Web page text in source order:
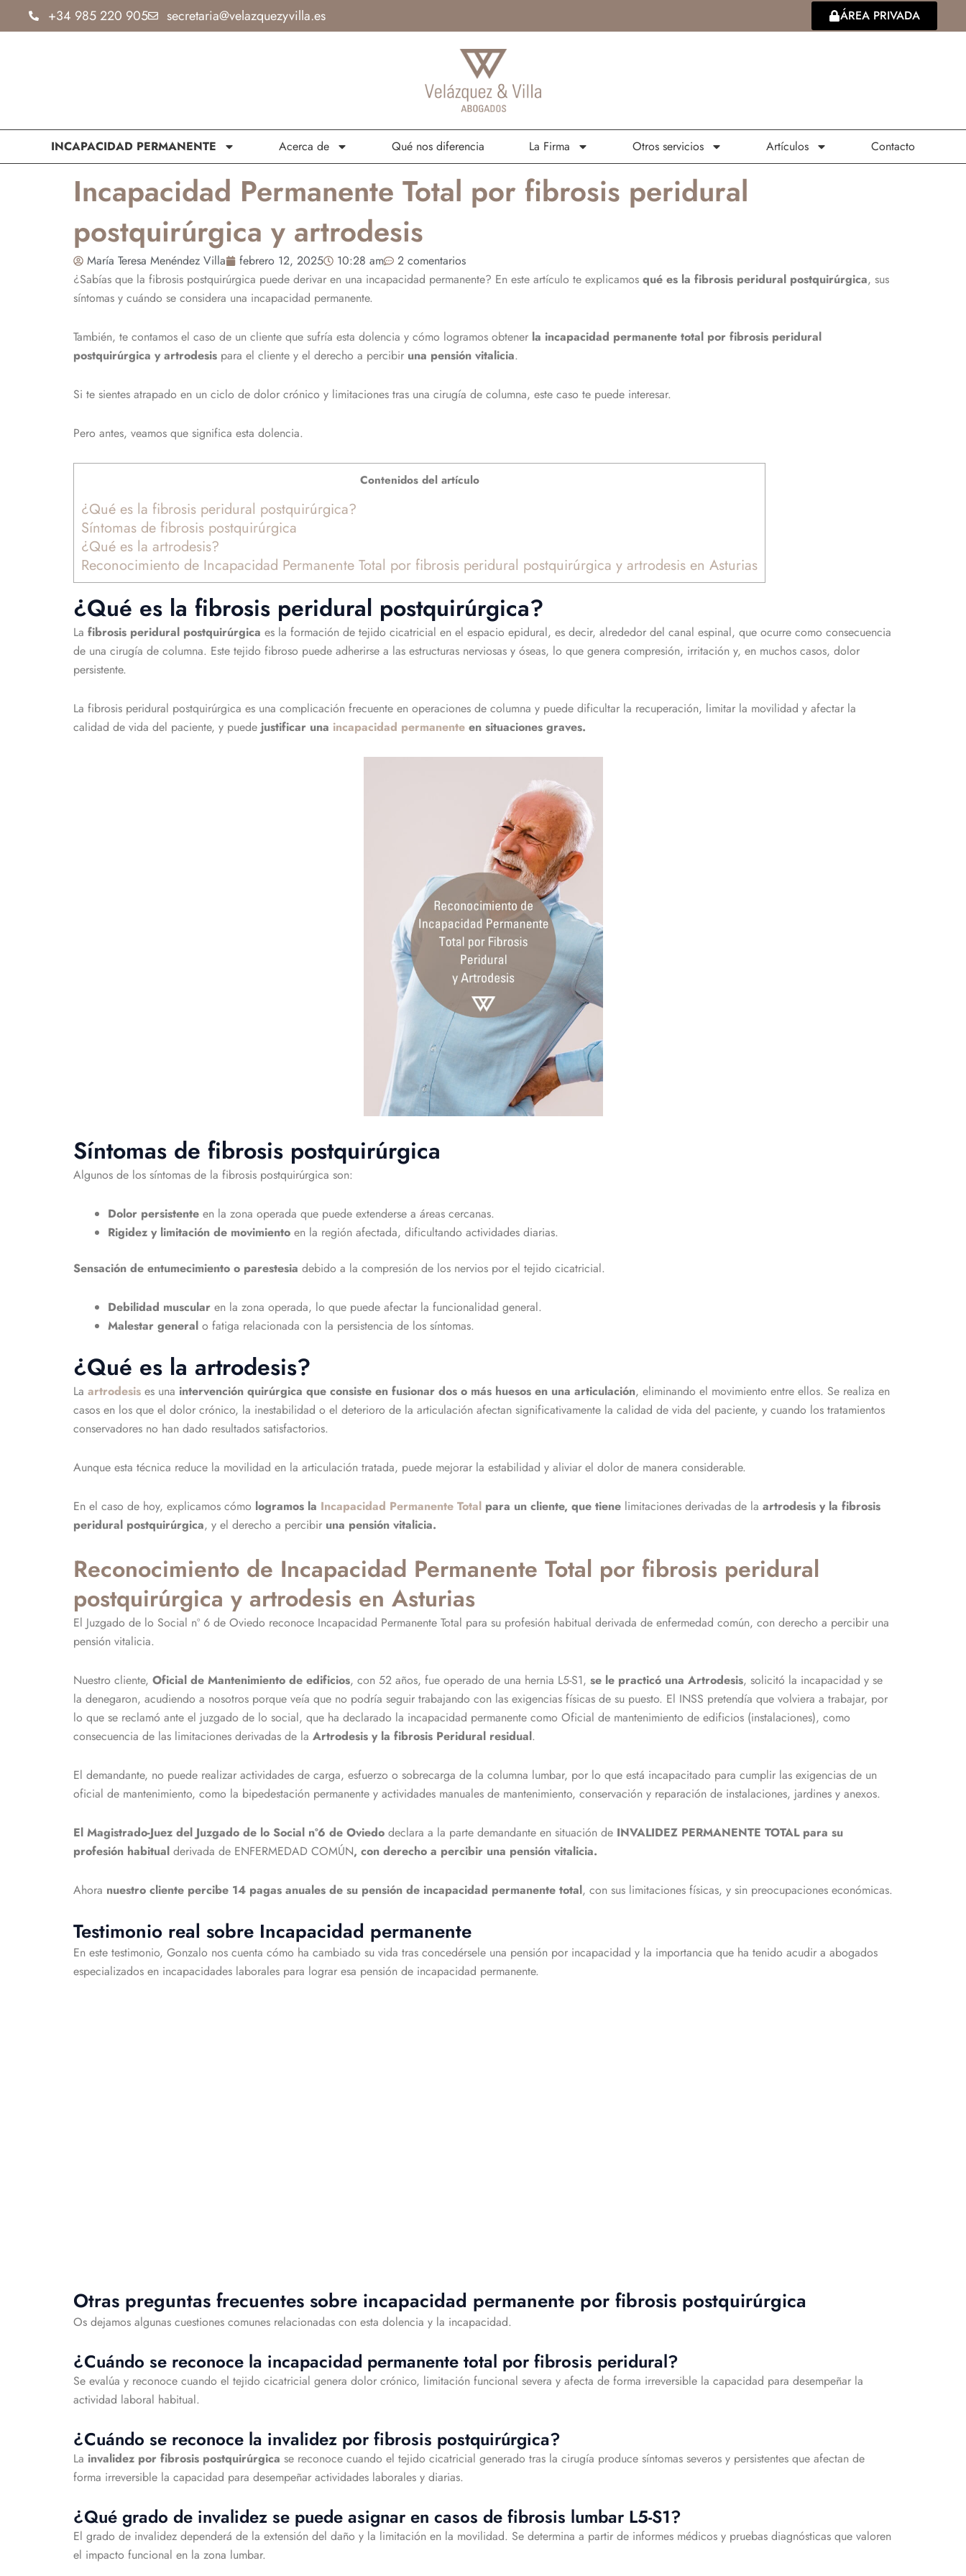
+34 985 220 905 secretaria@velazquezyvilla.es ÁREA PRIVADA
INCAPACIDAD PERMANENTE Acerca de Qué nos diferencia La Firma Otros servicios Artículos Contacto
Incapacidad Permanente Total por fibrosis peridural
postquirúrgica y artrodesis
María Teresa Menéndez Villa febrero 12, 2025 10:28 am
2 comentarios
¿Sabías que la fibrosis postquirúrgica puede derivar en una incapacidad permanente? En este artículo te explicamos qué es la fibrosis peridural postquirúrgica, sus
síntomas y cuándo se considera una incapacidad permanente.
También, te contamos el caso de un cliente que sufría esta dolencia y cómo logramos obtener la incapacidad permanente total por fibrosis peridural
postquirúrgica y artrodesis para el cliente y el derecho a percibir una pensión vitalicia.
Si te sientes atrapado en un ciclo de dolor crónico y limitaciones tras una cirugía de columna, este caso te puede interesar.
Pero antes, veamos que significa esta dolencia.
Contenidos del artículo
¿Qué es la fibrosis peridural postquirúrgica?
Síntomas de fibrosis postquirúrgica
¿Qué es la artrodesis?
Reconocimiento de Incapacidad Permanente Total por fibrosis peridural postquirúrgica y artrodesis en Asturias
¿Qué es la fibrosis peridural postquirúrgica?
La fibrosis peridural postquirúrgica es la formación de tejido cicatricial en el espacio epidural, es decir, alrededor del canal espinal, que ocurre como consecuencia
de una cirugía de columna. Este tejido fibroso puede adherirse a las estructuras nerviosas y óseas, lo que genera compresión, irritación y, en muchos casos, dolor
persistente.
La fibrosis peridural postquirúrgica es una complicación frecuente en operaciones de columna y puede dificultar la recuperación, limitar la movilidad y afectar la
calidad de vida del paciente, y puede justificar una incapacidad permanente en situaciones graves.
Síntomas de fibrosis postquirúrgica
Algunos de los síntomas de la fibrosis postquirúrgica son:
Dolor persistente en la zona operada que puede extenderse a áreas cercanas.
Rigidez y limitación de movimiento en la región afectada, dificultando actividades diarias.
Sensación de entumecimiento o parestesia debido a la compresión de los nervios por el tejido cicatricial.
Debilidad muscular en la zona operada, lo que puede afectar la funcionalidad general.
Malestar general o fatiga relacionada con la persistencia de los síntomas.
¿Qué es la artrodesis?
La artrodesis es una intervención quirúrgica que consiste en fusionar dos o más huesos en una articulación, eliminando el movimiento entre ellos. Se realiza en
casos en los que el dolor crónico, la inestabilidad o el deterioro de la articulación afectan significativamente la calidad de vida del paciente, y cuando los tratamientos
conservadores no han dado resultados satisfactorios.
Aunque esta técnica reduce la movilidad en la articulación tratada, puede mejorar la estabilidad y aliviar el dolor de manera considerable.
En el caso de hoy, explicamos cómo logramos la Incapacidad Permanente Total para un cliente, que tiene limitaciones derivadas de la artrodesis y la fibrosis
peridural postquirúrgica, y el derecho a percibir una pensión vitalicia.
Reconocimiento de Incapacidad Permanente Total por fibrosis peridural
postquirúrgica y artrodesis en Asturias
El Juzgado de lo Social nº 6 de Oviedo reconoce Incapacidad Permanente Total para su profesión habitual derivada de enfermedad común, con derecho a percibir una
pensión vitalicia.
Nuestro cliente, Oficial de Mantenimiento de edificios, con 52 años, fue operado de una hernia L5-S1, se le practicó una Artrodesis, solicitó la incapacidad y se
la denegaron, acudiendo a nosotros porque veía que no podría seguir trabajando con las exigencias físicas de su puesto. El INSS pretendía que volviera a trabajar, por
lo que se reclamó ante el juzgado de lo social, que ha declarado la incapacidad permanente como Oficial de mantenimiento de edificios (instalaciones), como
consecuencia de las limitaciones derivadas de la Artrodesis y la fibrosis Peridural residual.
El demandante, no puede realizar actividades de carga, esfuerzo o sobrecarga de la columna lumbar, por lo que está incapacitado para cumplir las exigencias de un
oficial de mantenimiento, como la bipedestación permanente y actividades manuales de mantenimiento, conservación y reparación de instalaciones, jardines y anexos.
El Magistrado-Juez del Juzgado de lo Social nº6 de Oviedo declara a la parte demandante en situación de INVALIDEZ PERMANENTE TOTAL para su
profesión habitual derivada de ENFERMEDAD COMÚN, con derecho a percibir una pensión vitalicia.
Ahora nuestro cliente percibe 14 pagas anuales de su pensión de incapacidad permanente total, con sus limitaciones físicas, y sin preocupaciones económicas.
Testimonio real sobre Incapacidad permanente
En este testimonio, Gonzalo nos cuenta cómo ha cambiado su vida tras concedérsele una pensión por incapacidad y la importancia que ha tenido acudir a abogados
especializados en incapacidades laborales para lograr esa pensión de incapacidad permanente.
Otras preguntas frecuentes sobre incapacidad permanente por fibrosis postquirúrgica
Os dejamos algunas cuestiones comunes relacionadas con esta dolencia y la incapacidad.
¿Cuándo se reconoce la incapacidad permanente total por fibrosis peridural?
Se evalúa y reconoce cuando el tejido cicatricial genera dolor crónico, limitación funcional severa y afecta de forma irreversible la capacidad para desempeñar la
actividad laboral habitual.
¿Cuándo se reconoce la invalidez por fibrosis postquirúrgica?
La invalidez por fibrosis postquirúrgica se reconoce cuando el tejido cicatricial generado tras la cirugía produce síntomas severos y persistentes que afectan de
forma irreversible la capacidad para desempeñar actividades laborales y diarias.
¿Qué grado de invalidez se puede asignar en casos de fibrosis lumbar L5-S1?
El grado de invalidez dependerá de la extensión del daño y la limitación en la movilidad. Se determina a partir de informes médicos y pruebas diagnósticas que valoren
el impacto funcional en la zona lumbar.